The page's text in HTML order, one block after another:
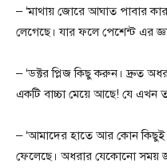
– ‘মাথায় জোরে আঘাত পাবার
লেগেছে। যার ফলে পেশেন্ট এর
– ‘ডক্টর প্লিজ কিছু করুন। দ্রুত
একটি বাচ্চা মেয়ে আছে! যে এখন
– ‘আমাদের হাতে আর কোন কিছুই
ফেলেছে। অধরার যেকোনো সময়